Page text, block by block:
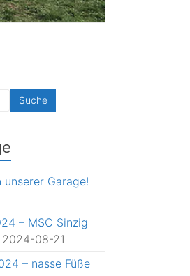
Garage!
– MSC Sinzig
2024-08-21
– nasse Füße